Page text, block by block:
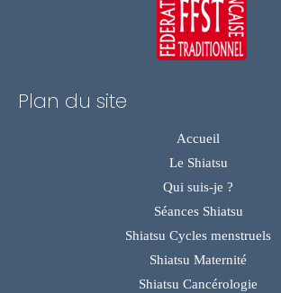
Plan du site
Accueil
Le Shiatsu
Qui suis-je ?
Séances Shiatsu
Shiatsu Cycles menstruels
Shiatsu Maternité
Shiatsu Cancérologie